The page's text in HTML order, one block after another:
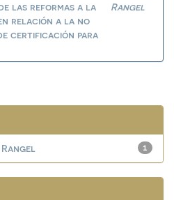
las reformas a la
relación a la no
certificación para
Rangel
1